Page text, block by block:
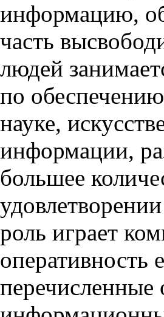
информацию,
часть
людей
по
науке,
информации,
большее
роль играет
оперативность
перечисленные